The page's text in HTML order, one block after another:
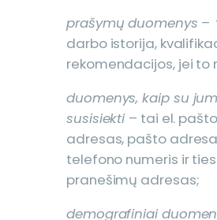
prašymų duomenys –
darbo istorija,
rekomendacijos, jei to
duomenys, kaip su
susisiekti – tai el. pašto
adresas, pašto
telefono numeris ir
pranešimų adresas;
demografiniai